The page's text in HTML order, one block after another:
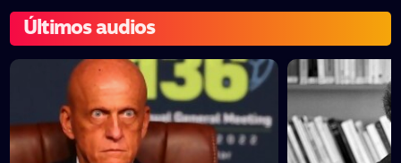
Últimos audios